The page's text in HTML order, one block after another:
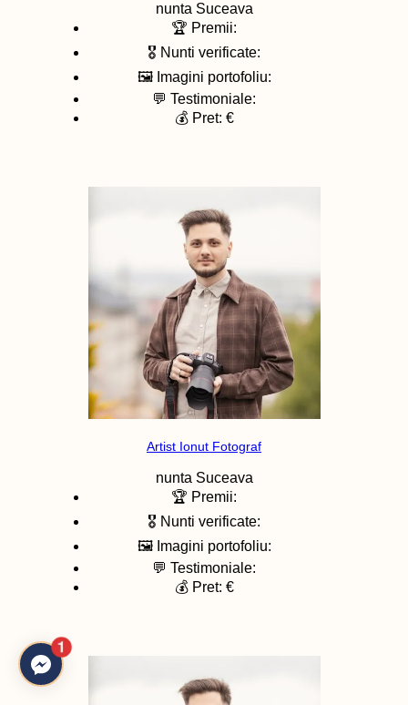
nunta Suceava
🏆 Premii:
🎖️ Nunti verificate:
🖼️ Imagini portofoliu:
💬 Testimoniale:
💰 Pret: €
Artist Ionut Fotograf
nunta Suceava
🏆 Premii:
🎖️ Nunti verificate:
🖼️ Imagini portofoliu:
💬 Testimoniale:
💰 Pret: €